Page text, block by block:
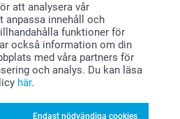
att analysera vår
anpassa innehåll och
funktioner för
också information om din
med våra partners för
och analys. Du kan läsa
här.
Endast nödvändiga cookies
kundservice